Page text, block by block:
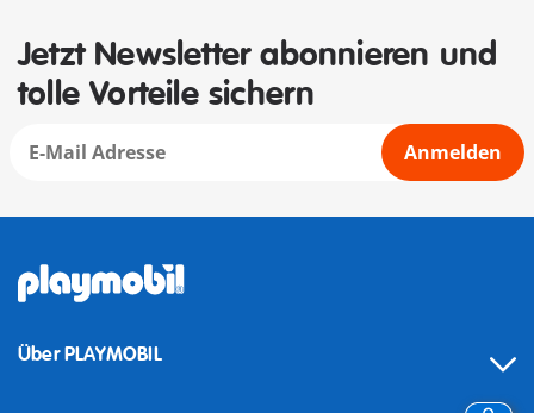
Jetzt Newsletter abonnieren und
tolle Vorteile sichern
Anmelden
Über PLAYMOBIL